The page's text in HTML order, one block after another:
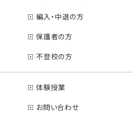
編入・中退の方
保護者の方
不登校の方
体験授業
お問い合わせ